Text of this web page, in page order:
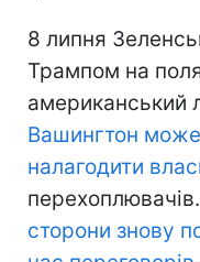
8 липня
Трампом на
американський
Вашингтон може
налагодити
сторони знову